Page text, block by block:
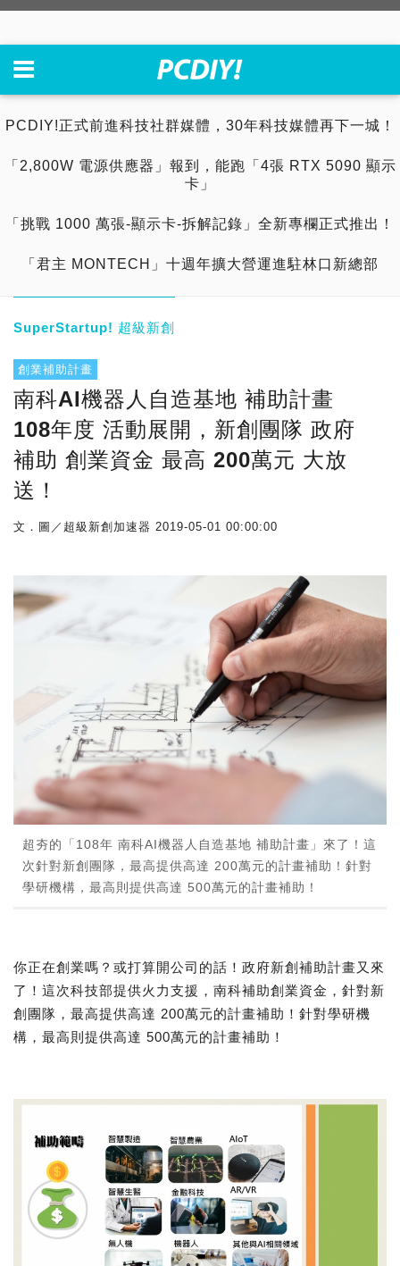
PCDIY!正式前進科技社群媒體，30年科技媒體再下一城！
「2,800W 電源供應器」報到，能跑「4張 RTX 5090 顯示
卡」
「挑戰 1000 萬張-顯示卡-拆解記錄」全新專欄正式推出！
「君主 MONTECH」十週年擴大營運進駐林口新總部
SuperStartup! 超級新創
創業補助計畫
南科AI機器人自造基地 補助計畫
108年度 活動展開，新創團隊 政府
補助 創業資金 最高 200萬元 大放
送！
文．圖／超級新創加速器 2019-05-01 00:00:00
超夯的「108年 南科AI機器人自造基地 補助計畫」來了！這
次針對新創團隊，最高提供高達 200萬元的計畫補助！針對
學研機構，最高則提供高達 500萬元的計畫補助！
你正在創業嗎？或打算開公司的話！政府新創補助計畫又來
了！這次科技部提供火力支援，南科補助創業資金，針對新
創團隊，最高提供高達 200萬元的計畫補助！針對學研機
構，最高則提供高達 500萬元的計畫補助！